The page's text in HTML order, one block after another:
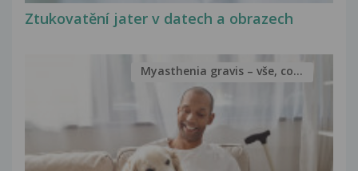
Ztukovatění jater v datech a obrazech
Myasthenia gravis – vše, co...